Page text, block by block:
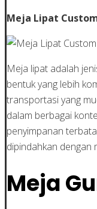
Meja Lipat
Meja lipat adalah
bentuk yang lebih
transportasi yang
dalam berbagai
penyimpanan
dipindahkan dengan
Meja